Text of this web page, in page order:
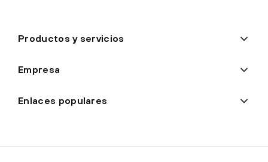
Productos y servicios
Empresa
Enlaces populares